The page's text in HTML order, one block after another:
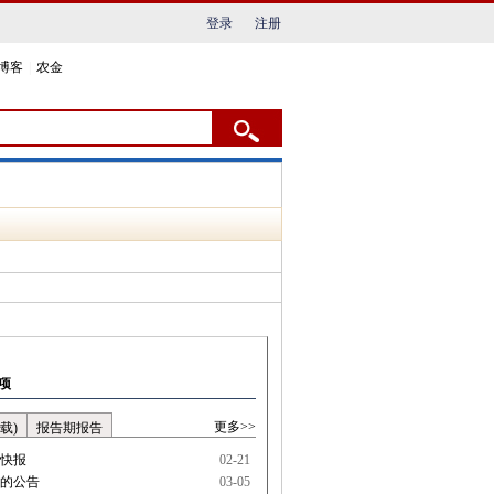
登录 注册
客 农金